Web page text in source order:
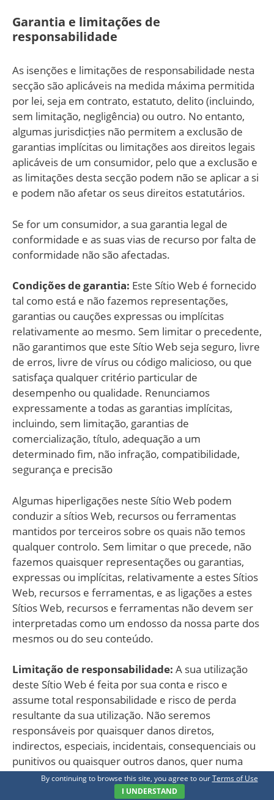
Garantia e limitações de
responsabilidade
As isenções e limitações de responsabilidade nesta
secção são aplicáveis na medida máxima permitida
por lei, seja em contrato, estatuto, delito (incluindo,
sem limitação, negligência) ou outro. No entanto,
algumas jurisdicțies não permitem a exclusão de
garantias implícitas ou limitações aos direitos legais
aplicáveis de um consumidor, pelo que a exclusão e
as limitações desta secção podem não se aplicar a si
e podem não afetar os seus direitos estatutários.
Se for um consumidor, a sua garantia legal de
conformidade e as suas vias de recurso por falta de
conformidade não são afectadas.
Condições de garantia: Este Sítio Web é fornecido
tal como está e não fazemos representações,
garantias ou cauções expressas ou implícitas
relativamente ao mesmo. Sem limitar o precedente,
não garantimos que este Sítio Web seja seguro, livre
de erros, livre de vírus ou código malicioso, ou que
satisfaça qualquer critério particular de
desempenho ou qualidade. Renunciamos
expressamente a todas as garantias implícitas,
incluindo, sem limitação, garantias de
comercialização, título, adequação a um
determinado fim, não infração, compatibilidade,
segurança e precisão
Algumas hiperligações neste Sítio Web podem
conduzir a sítios Web, recursos ou ferramentas
mantidos por terceiros sobre os quais não temos
qualquer controlo. Sem limitar o que precede, não
fazemos quaisquer representações ou garantias,
expressas ou implícitas, relativamente a estes Sítios
Web, recursos e ferramentas, e as ligações a estes
Sítios Web, recursos e ferramentas não devem ser
interpretadas como um endosso da nossa parte dos
mesmos ou do seu conteúdo.
Limitação de responsabilidade: A sua utilização
deste Sítio Web é feita por sua conta e risco e
assume total responsabilidade e risco de perda
resultante da sua utilização. Não seremos
responsáveis por quaisquer danos diretos,
indirectos, especiais, incidentais, consequenciais ou
punitivos ou quaisquer outros danos, quer numa
ação de contrato, estatuto, delito (incluindo, sem
limitação, negligência), ou de outra forma,
By continuing to browse this site, you agree to ourTerms of Use
I UNDERSTAND